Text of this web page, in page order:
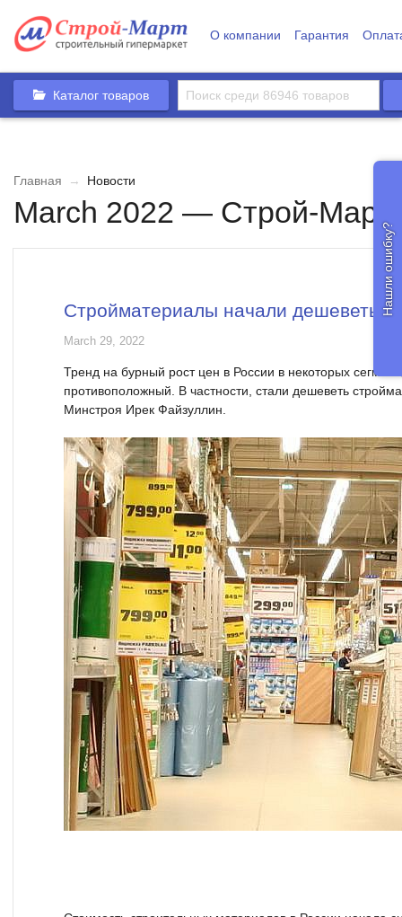
О компании Гарантия
Каталог товаров
Главная → Новости
March 2022 — Строй-Март
Стройматериалы начали дешеветь
March 29, 2022
Тренд на бурный рост цен в России в некоторых
противоположный. В частности, стали дешеветь
Минстроя Ирек Файзуллин.
Нашли ошибку?